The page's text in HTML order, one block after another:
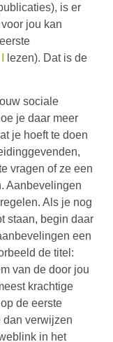
is er
jou kan
lezen). Dat is de
sociale
je daar meer
je hoeft te doen
vragen of ze een
Aanbevelingen
Als je nog
staan, begin daar
een
de titel:
van de door jou
krachtige
de eerste
dan verwijzen
in het